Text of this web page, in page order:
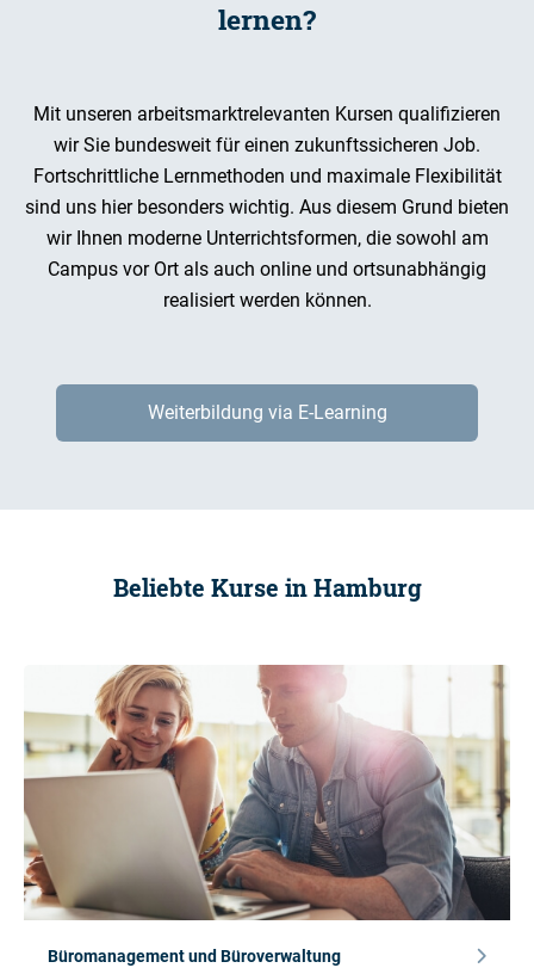
lernen?
Mit unseren arbeitsmarktrelevanten Kursen qualifizieren
wir Sie bundesweit für einen zukunftssicheren Job.
Fortschrittliche Lernmethoden und maximale Flexibilität
sind uns hier besonders wichtig. Aus diesem Grund bieten
wir Ihnen moderne Unterrichtsformen, die sowohl am
Campus vor Ort als auch online und ortsunabhängig
realisiert werden können.
Weiterbildung via E-Learning
Beliebte Kurse in Hamburg
Büromanagement und Büroverwaltung